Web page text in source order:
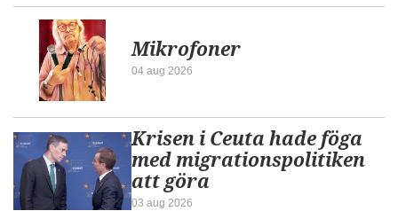
Mikrofoner
04 aug 2026
Krisen i Ceuta hade föga
med migrationspolitiken
att göra
03 aug 2026